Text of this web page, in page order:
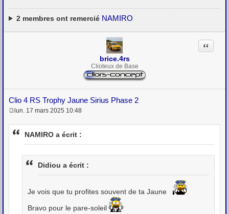
2membres ont remercié NAMIRO
brice.4rs
Clioteux de Base
Clio 4 RS Trophy Jaune Sirius Phase 2
Citation
e
s
lun. 17 mars 2025 10:48
NAMIRO a écrit :
Didiou a écrit :
Je vois que tu profites souvent de ta Jaune
Bravo pour le pare-soleil